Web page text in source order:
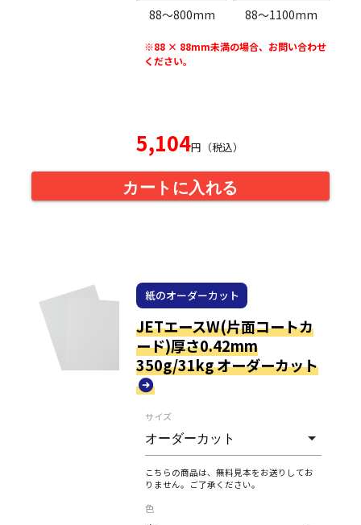
88〜800mm
88〜1100mm
※88 × 88mm未満の場合、お問い合わせ
ください。
5,104円（税込）
カートに入れる
紙のオーダーカット
JETエースW(片面コートカ
ード)厚さ0.42mm
350g/31kg オーダーカット
サイズ
こちらの商品は、無料見本をお送りしてお
りません。ご了承ください。
色